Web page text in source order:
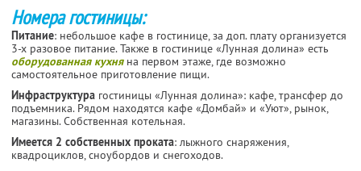
Номера гостиницы:
Питание: небольшое кафе в гостинице, за доп. плату организуется
3-х разовое питание. Также в гостинице «Лунная долина» есть
оборудованная кухняна первом этаже, где возможно
самостоятельное приготовление пищи.
Инфраструктура гостиницы «Лунная долина»: кафе, трансфер до
подъемника. Рядом находятся кафе «Домбай» и «Уют», рынок,
магазины. Собственная котельная.
Имеется 2 собственных проката: лыжного снаряжения,
квадроциклов, сноубордов и снегоходов.